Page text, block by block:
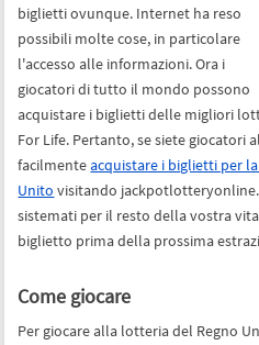
biglietti ovunque. Internet ha reso
possibili molte cose, in particolare
l'accesso alle informazioni. Ora i
giocatori di tutto il mondo possono
acquistare i biglietti delle migliori
For Life. Pertanto, se siete giocatori
facilmenteacquistare i biglietti per
Unito visitando
sistemati per il resto della vostra
biglietto prima della prossima
Come giocare
Per giocare alla lotteria del Regno